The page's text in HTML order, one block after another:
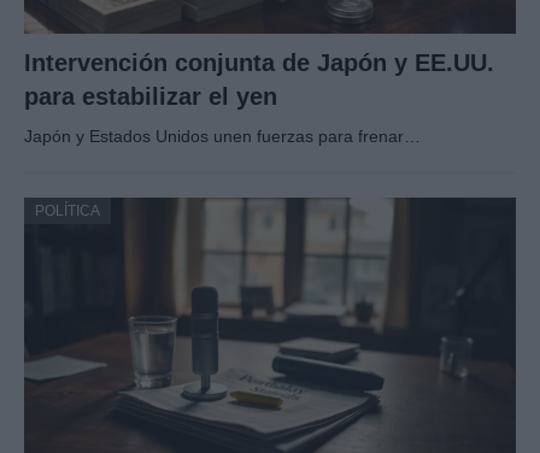
Intervención conjunta de Japón y EE.UU.
para estabilizar el yen
Japón y Estados Unidos unen fuerzas para frenar…
POLÍTICA